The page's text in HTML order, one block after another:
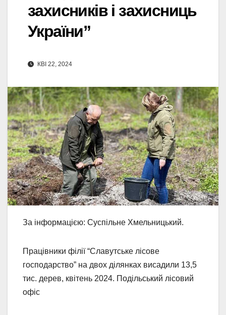
захисників і захисниць
України”
КВІ 22, 2024
За інформацією: Суспільне Хмельницький.
Працівники філії “Славутське лісове
господарство” на двох ділянках висадили 13,5
тис. дерев, квітень 2024. Подільський лісовий
офіс